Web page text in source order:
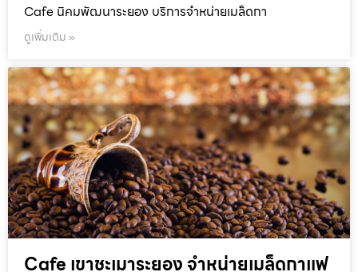
Cafe นิคมพัฒนาระยอง บริการจำหน่ายเมล็ดกา
ดูเพิ่มเติม »
Cafe เขาชะเมาระยอง จำหน่ายเมล็ดกาแฟ